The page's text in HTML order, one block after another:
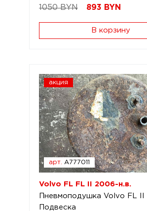
1050 BYN 893 BYN
В корзину
акция
арт. A777011
Volvo FL FL II 2006-н.в.
Пневмоподушка Volvo FL II
Подвеска